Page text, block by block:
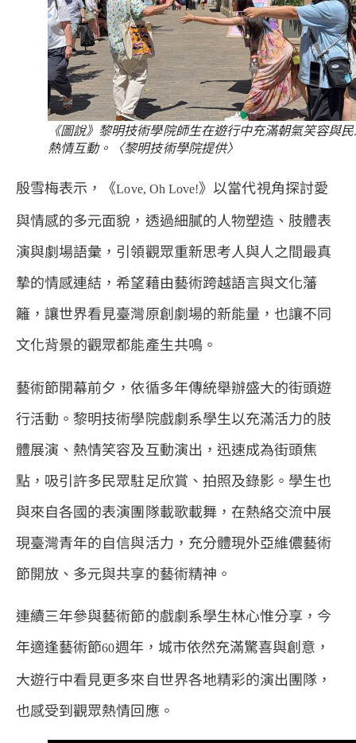
《圖說》黎明技術學院師生在遊行中充滿朝氣笑容與
熱情互動。〈黎明技術學院提供〉
殷雪梅表示，《Love, Oh Love!》以當代視角探討愛
與情感的多元面貌，透過細膩的人物塑造、肢體表
演與劇場語彙，引領觀眾重新思考人與人之間最真
摯的情感連結，希望藉由藝術跨越語言與文化藩
籬，讓世界看見臺灣原創劇場的新能量，也讓不同
文化背景的觀眾都能產生共鳴。
藝術節開幕前夕，依循多年傳統舉辦盛大的街頭遊
行活動。黎明技術學院戲劇系學生以充滿活力的肢
體展演、熱情笑容及互動演出，迅速成為街頭焦
點，吸引許多民眾駐足欣賞、拍照及錄影。學生也
與來自各國的表演團隊載歌載舞，在熱絡交流中展
現臺灣青年的自信與活力，充分體現外亞維儂藝術
節開放、多元與共享的藝術精神。
連續三年參與藝術節的戲劇系學生林心惟分享，今
年適逢藝術節60週年，城市依然充滿驚喜與創意，
大遊行中看見更多來自世界各地精彩的演出團隊，
也感受到觀眾熱情回應。